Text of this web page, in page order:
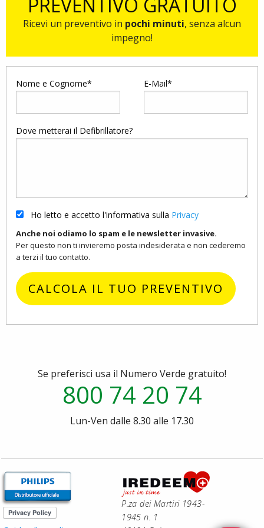
Ricevi un preventivo in pochi minuti, senza alcun
impegno!
Nome e Cognome* E-Mail*
Dove metterai il Defibrillatore?
Ho letto e accetto l'informativa sulla Privacy
Anche noi odiamo lo spam e le newsletter invasive.
Per questo non ti invieremo posta indesiderata e non cederemo
a terzi il tuo contatto.
CALCOLA IL TUO PREVENTIVO
Se preferisci usa il Numero Verde gratuito!
800 74 20 74
Lun-Ven dalle 8.30 alle 17.30
P.za dei Martiri 1943-
1945 n. 1